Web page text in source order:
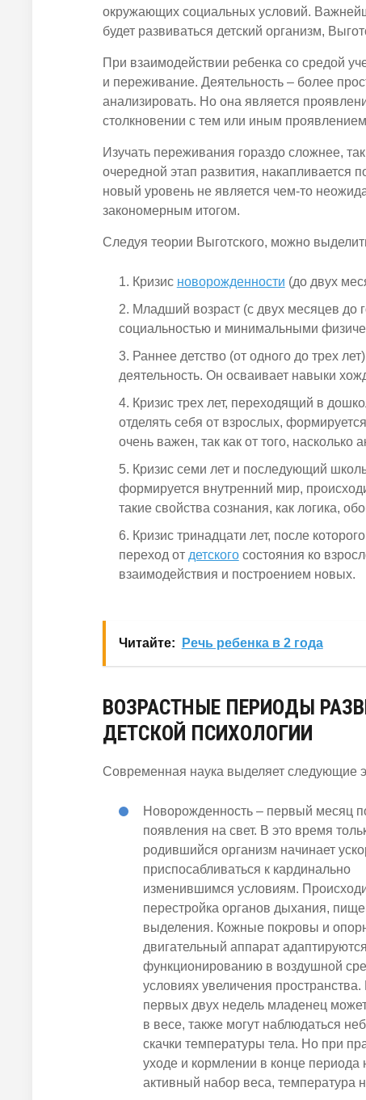
окружающих социальных условий.
будет развиваться детский организм,
При взаимодействии ребенка со средой
и переживание. Деятельность – более
анализировать. Но она является
столкновении с тем или иным
Изучать переживания гораздо сложнее,
очередной этап развития, накапливается
новый уровень не является чем-то
закономерным итогом.
Следуя теории Выготского, можно
Кризис новорожденности (до двух
Младший возраст (с двух месяцев до
социальностью и минимальными
Раннее детство (от одного до трех
деятельность. Он осваивает навыки
Кризис трехлет, переходящий в
отделять себя от взрослых, формируется
очень важен, так как от того,
Кризис семи лет и последующий
формируется внутренний мир,
такие свойства сознания, каклогика,
Кризис тринадцати лет, после
переход от детскогосостояния ко
взаимодействия и построением новых.
Читайте: Речь ребенка в 2 года
ВОЗРАСТНЫЕ ПЕРИОДЫ
ДЕТСКОЙ ПСИХОЛОГИИ
Современная наука выделяет следующие
Новорожденность– первый месяц
появления на свет. В это время
родившийся организм начинает
приспосабливаться к кардинально
изменившимся условиям.
перестройка органов дыхания,
выделения. Кожные покровы и
двигательный аппарат
функционированию в воздушной
условиях увеличения пространства.
первых двух недель младенец
в весе, такжемогут наблюдаться
скачки температуры тела. Но при
уходе и кормлении в конце периода
активный набор веса, температура